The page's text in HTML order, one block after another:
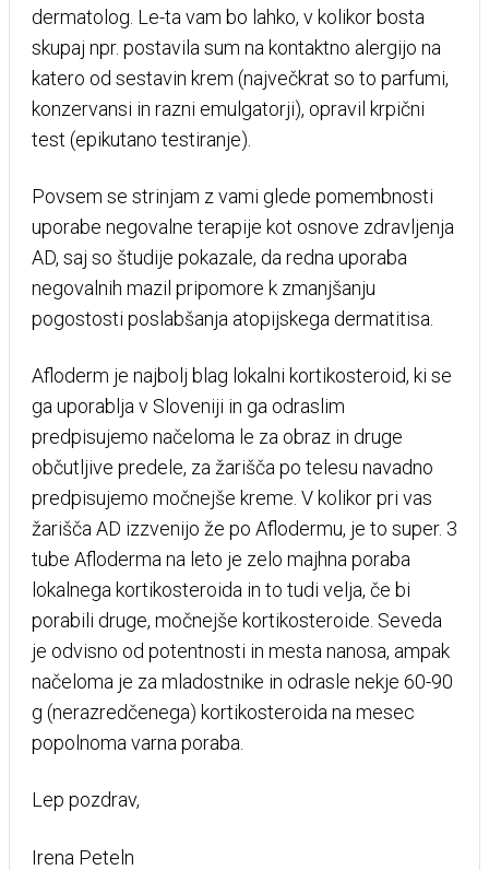
dermatolog. Le-ta vam bo lahko, v kolikor bosta
skupaj npr. postavila sum na kontaktno alergijo na
katero od sestavin krem (največkrat so to parfumi,
konzervansi in razni emulgatorji), opravil krpični
test (epikutano testiranje).
Povsem se strinjam z vami glede pomembnosti
uporabe negovalne terapije kot osnove zdravljenja
AD, saj so študije pokazale, da redna uporaba
negovalnih mazil pripomore k zmanjšanju
pogostosti poslabšanja atopijskega dermatitisa.
Afloderm je najbolj blag lokalni kortikosteroid, ki se
ga uporablja v Sloveniji in ga odraslim
predpisujemo načeloma le za obraz in druge
občutljive predele, za žarišča po telesu navadno
predpisujemo močnejše kreme. V kolikor pri vas
žarišča AD izzvenijo že po Aflodermu, je to super. 3
tube Afloderma na leto je zelo majhna poraba
lokalnega kortikosteroida in to tudi velja, če bi
porabili druge, močnejše kortikosteroide. Seveda
je odvisno od potentnosti in mesta nanosa, ampak
načeloma je za mladostnike in odrasle nekje 60-90
g (nerazredčenega) kortikosteroida na mesec
popolnoma varna poraba.
Lep pozdrav,
Irena Peteln